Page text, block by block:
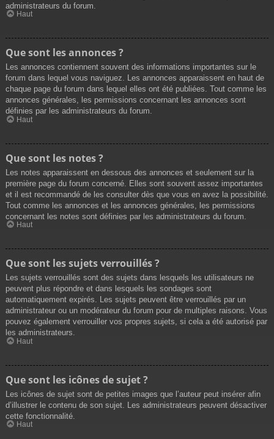
administrateurs du forum.
Haut
Que sont les annonces ?
Les annonces contiennent souvent des informations importantes sur le
forum dans lequel vous naviguez. Les annonces apparaissent en haut de
chaque page du forum dans lequel elles ont été publiées. Tout comme les
annonces générales, les permissions concernant les annonces sont
définies par les administrateurs du forum.
Haut
Que sont les notes ?
Les notes apparaissent en dessous des annonces et seulement sur la
première page du forum concerné. Elles sont souvent assez importantes
et il est recommandé de les consulter dès que vous en avez la possibilité.
Tout comme les annonces et les annonces générales, les permissions
concernant les notes sont définies par les administrateurs du forum.
Haut
Que sont les sujets verrouillés ?
Les sujets verrouillés sont des sujets dans lesquels les utilisateurs ne
peuvent plus répondre et dans lesquels les sondages sont
automatiquement expirés. Les sujets peuvent être verrouillés par un
administrateur ou un modérateur du forum pour de multiples raisons. Vous
pouvez également verrouiller vos propres sujets, si cela a été autorisé par
les administrateurs.
Haut
Que sont les icônes de sujet ?
Les icônes de sujet sont de petites images que l’auteur peut insérer afin
d’illustrer le contenu de son sujet. Les administrateurs peuvent désactiver
cette fonctionnalité.
Haut